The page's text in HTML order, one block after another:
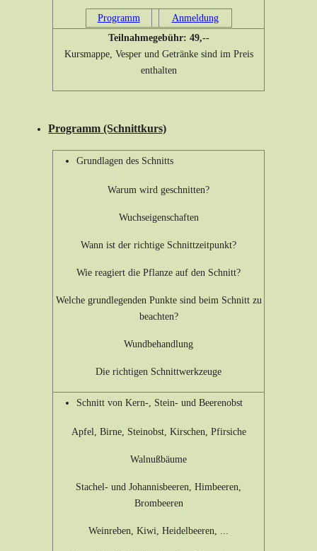
Programm
Anmeldung
Teilnahmegebühr: 49,--
Kursmappe, Vesper und Getränke sind im Preis
enthalten
Programm (Schnittkurs)
Grundlagen des Schnitts
Warum wird geschnitten?
Wuchseigenschaften
Wann ist der richtige Schnittzeitpunkt?
Wie reagiert die Pflanze auf den Schnitt?
Welche grundlegenden Punkte sind beim Schnitt zu
beachten?
Wundbehandlung
Die richtigen Schnittwerkzeuge
Schnitt von Kern-, Stein- und Beerenobst
Apfel, Birne, Steinobst, Kirschen, Pfirsiche
Walnußbäume
Stachel- und Johannisbeeren, Himbeeren,
Brombeeren
Weinreben, Kiwi, Heidelbeeren, ...